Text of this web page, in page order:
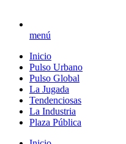
menú
Inicio
Pulso Urbano
Pulso Global
La Jugada
Tendenciosas
La Industria
Plaza Pública